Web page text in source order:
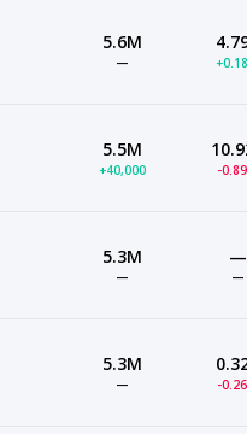
5.6M
—
5.5M
+40,000 -
5.3M
—
—
—
5.3M
— -